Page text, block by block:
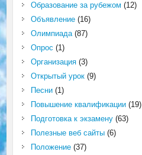
Образование за рубежом (12)
Объявление(16)
Олимпиада(87)
Опрос (1)
Организация(3)
Открытый урок(9)
Песни(1)
Повышение квалификации(19)
Подготовка к экзамену(63)
Полезные веб сайты(6)
Положение(37)